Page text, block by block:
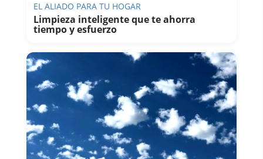
EL ALIADO PARA TU HOGAR
Limpieza inteligente que te ahorra
tiempo y esfuerzo